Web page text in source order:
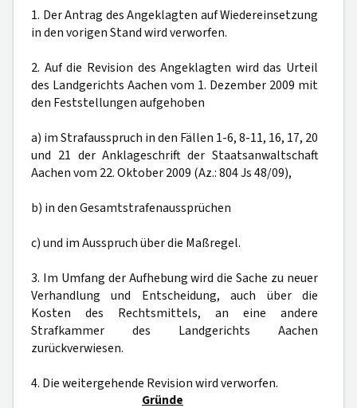
1. Der Antrag des Angeklagten auf Wiedereinsetzung
in den vorigen Stand wird verworfen.
2. Auf die Revision des Angeklagten wird das Urteil
des Landgerichts Aachen vom 1. Dezember 2009 mit
den Feststellungen aufgehoben
a) im Strafausspruch in den Fällen 1-6, 8-11, 16, 17, 20
und 21 der Anklageschrift der Staatsanwaltschaft
Aachen vom 22. Oktober 2009 (Az.: 804 Js 48/09),
b) in den Gesamtstrafenaussprüchen
c) und im Ausspruch über die Maßregel.
3. Im Umfang der Aufhebung wird die Sache zu neuer
Verhandlung und Entscheidung, auch über die
Kosten des Rechtsmittels, an eine andere
Strafkammer des Landgerichts Aachen
zurückverwiesen.
4. Die weitergehende Revision wird verworfen.
Gründe